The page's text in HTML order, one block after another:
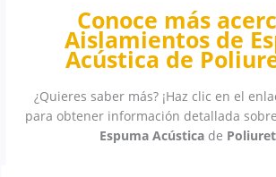
Conoce más
Aislamientos de
Acústica de
¿Quieres saber más? ¡Haz clic en el
para obtener información detallada
Espuma Acústicade